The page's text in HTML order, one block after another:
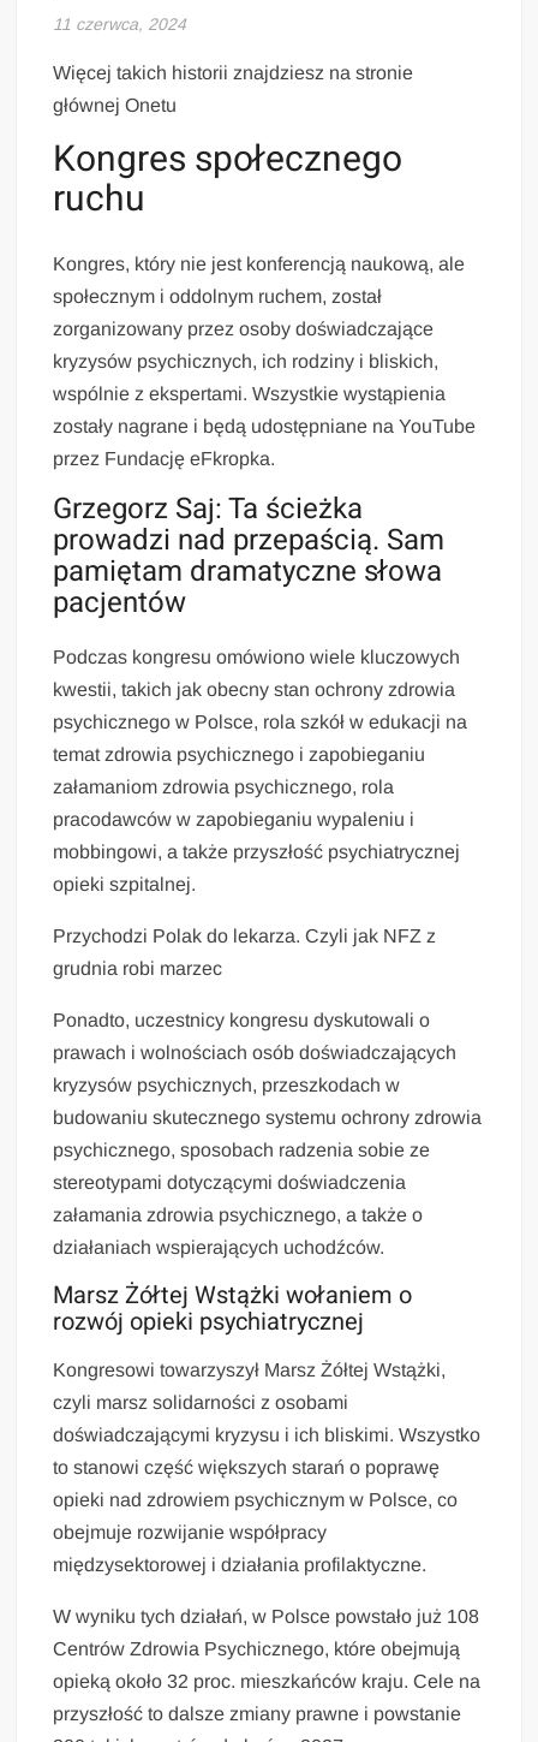
11 czerwca, 2024
Więcej takich historii znajdziesz na stronie
głównej Onetu
Kongres społecznego
ruchu
Kongres, który nie jest konferencją naukową, ale
społecznym i oddolnym ruchem, został
zorganizowany przez osoby doświadczające
kryzysów psychicznych, ich rodziny i bliskich,
wspólnie z ekspertami. Wszystkie wystąpienia
zostały nagrane i będą udostępniane na YouTube
przez Fundację eFkropka.
Grzegorz Saj: Ta ścieżka
prowadzi nad przepaścią. Sam
pamiętam dramatyczne słowa
pacjentów
Podczas kongresu omówiono wiele kluczowych
kwestii, takich jak obecny stan ochrony zdrowia
psychicznego w Polsce, rola szkół w edukacji na
temat zdrowia psychicznego i zapobieganiu
załamaniom zdrowia psychicznego, rola
pracodawców w zapobieganiu wypaleniu i
mobbingowi, a także przyszłość psychiatrycznej
opieki szpitalnej.
Przychodzi Polak do lekarza. Czyli jak NFZ z
grudnia robi marzec
Ponadto, uczestnicy kongresu dyskutowali o
prawach i wolnościach osób doświadczających
kryzysów psychicznych, przeszkodach w
budowaniu skutecznego systemu ochrony zdrowia
psychicznego, sposobach radzenia sobie ze
stereotypami dotyczącymi doświadczenia
załamania zdrowia psychicznego, a także o
działaniach wspierających uchodźców.
Marsz Żółtej Wstążki wołaniem o
rozwój opieki psychiatrycznej
Kongresowi towarzyszył Marsz Żółtej Wstążki,
czyli marsz solidarności z osobami
doświadczającymi kryzysu i ich bliskimi. Wszystko
to stanowi część większych starań o poprawę
opieki nad zdrowiem psychicznym w Polsce, co
obejmuje rozwijanie współpracy
międzysektorowej i działania profilaktyczne.
W wyniku tych działań, w Polsce powstało już 108
Centrów Zdrowia Psychicznego, które obejmują
opieką około 32 proc. mieszkańców kraju. Cele na
przyszłość to dalsze zmiany prawne i powstanie